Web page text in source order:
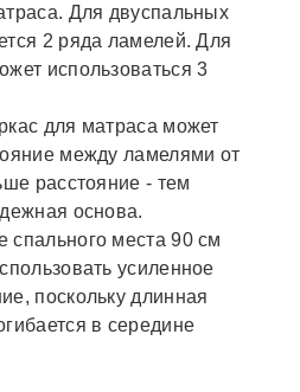
Для двуспальных
2 ряда ламелей. Для
использоваться 3
для матраса может
между ламелями от
расстояние - тем
основа.
спального места 90 см
усиленное
поскольку длинная
в середине